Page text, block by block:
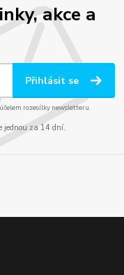
akce a
Přihlásit se
rozesílky newsletteru.
jednou za 14 dní.